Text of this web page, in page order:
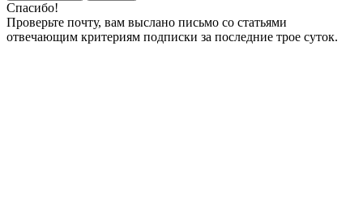
Спасибо!
Проверьте почту, вам выслано письмо со статьями
отвечающим критериям подписки за последние трое суток.